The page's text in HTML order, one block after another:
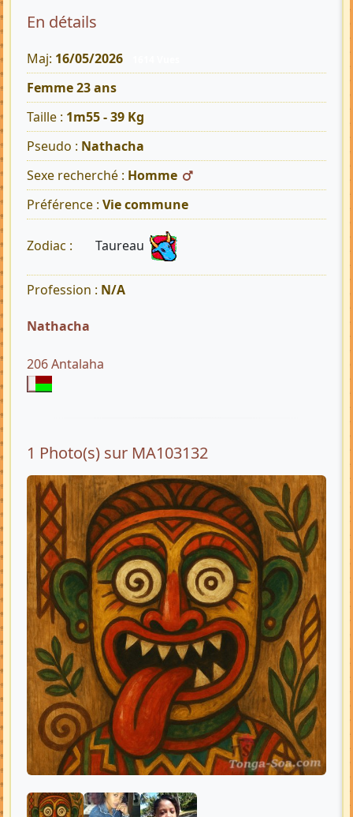
En détails
Maj: 16/05/2026
Femme 23 ans
Taille : 1m55 - 39 Kg
Pseudo : Nathacha
Sexe recherché : Homme
Préférence : Vie commune
Zodiac : Taureau
Profession : N/A
Nathacha
206 Antalaha
1 Photo(s) sur MA103132